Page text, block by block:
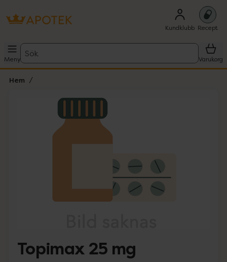
Kundklubb Recept
Meny
Sök
Varukorg
Hem
Lista: . Innehåller 1 objekt.
Topimax 25 mg